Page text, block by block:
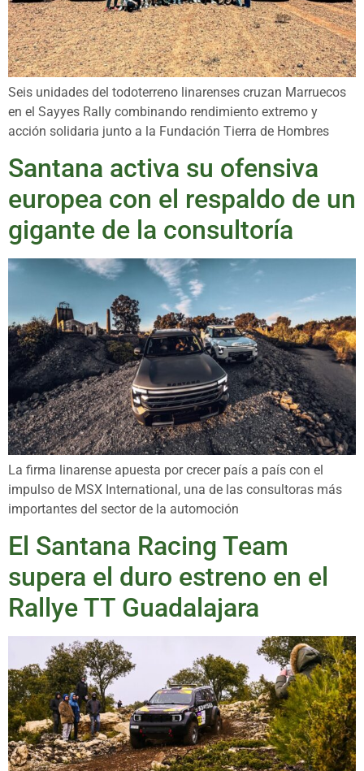
Seis unidades del todoterreno linarenses cruzan Marruecos
en el Sayyes Rally combinando rendimiento extremo y
acción solidaria junto a la Fundación Tierra de Hombres
Santana activa su ofensiva
europea con el respaldo de un
gigante de la consultoría
La firma linarense apuesta por crecer país a país con el
impulso de MSX International, una de las consultoras más
importantes del sector de la automoción
El Santana Racing Team
supera el duro estreno en el
Rallye TT Guadalajara